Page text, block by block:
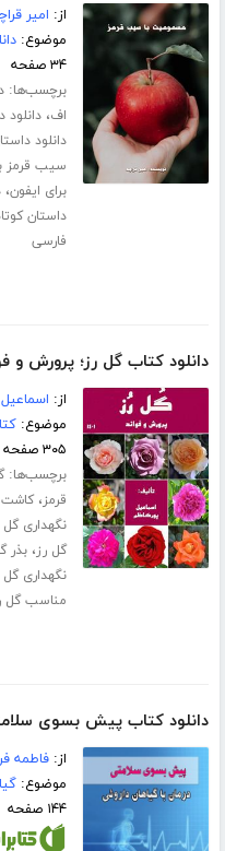
از: امیر
موضوع:
۳۴ صفحه
برچسب‌ها:
اف،دانلود
دانلود
سیب قرمز
برای ایفون،
داستان
فارسی
دانلود کتاب گل رز؛ پرورش و
از:
موضوع:
۳۰۵ صفحه
برچسب‌ها:
قرمز،کاشت
نگهداری گل
گل رز،بذر
نگهداری گل
مناسب گل
دانلود کتاب پیش بسوی
از:فاطمه
موضوع:
۱۴۴ صفحه